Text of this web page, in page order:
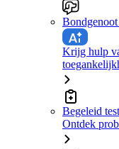
Krijg hulp
Begeleid
Ontdek